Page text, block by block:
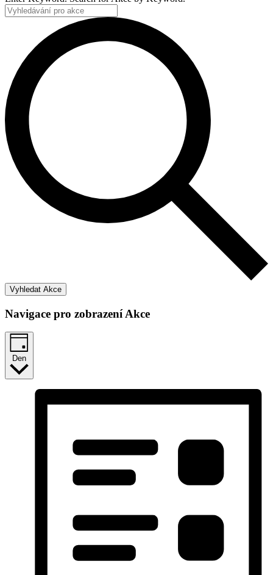
Vyhledat Akce
Navigace pro zobrazení Akce
Den